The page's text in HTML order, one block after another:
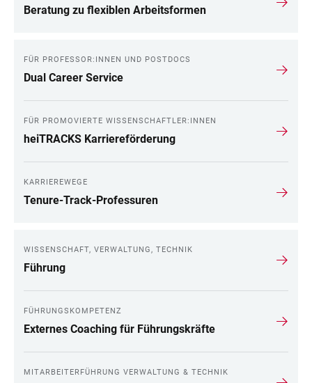
Beratung zu flexiblen Arbeitsformen
FÜR PROFESSOR:INNEN UND POSTDOCS
Dual Career Service
FÜR PROMOVIERTE WISSENSCHAFTLER:INNEN
heiTRACKS Karriereförderung
KARRIEREWEGE
Tenure-Track-Professuren
WISSENSCHAFT, VERWALTUNG, TECHNIK
Führung
FÜHRUNGSKOMPETENZ
Externes Coaching für Führungskräfte
MITARBEITERFÜHRUNG VERWALTUNG & TECHNIK